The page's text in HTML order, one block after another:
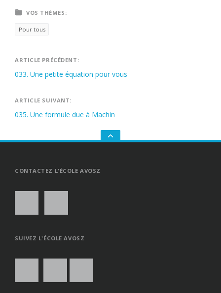
VOS THÈMES:
Pour tous
Navigation
de
l’article
ARTICLE PRÉCÉDENT:
033. Une petite équation pour vous
ARTICLE SUIVANT:
035. Une formule due à Machin
GO
CONTACTEZ L'ÉCOLE AVOSZ
SUIVEZ L'ÉCOLE AVOSZ